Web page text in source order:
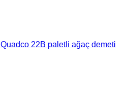
Quadco 22B paletli ağaç demeti